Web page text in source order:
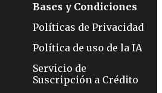
Bases y Condiciones
Políticas de Privacidad
Política de uso de la IA
Servicio de
Suscripción a Crédito